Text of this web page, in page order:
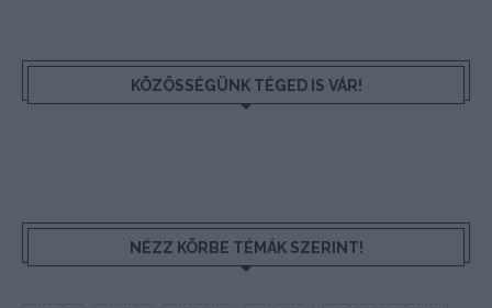
KÖZÖSSÉGÜNK TÉGED IS VÁR!
NÉZZ KÖRBE TÉMÁK SZERINT!